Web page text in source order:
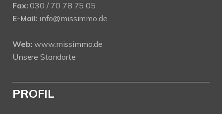
Fax: 030 / 70 78 75 05
E-Mail: info@missimmo.de
Web: www.missimmo.de
Unsere Standorte
PROFIL